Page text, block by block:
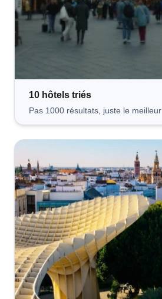
10 hôtels triés
Pas 1000 résultats, juste le meilleur